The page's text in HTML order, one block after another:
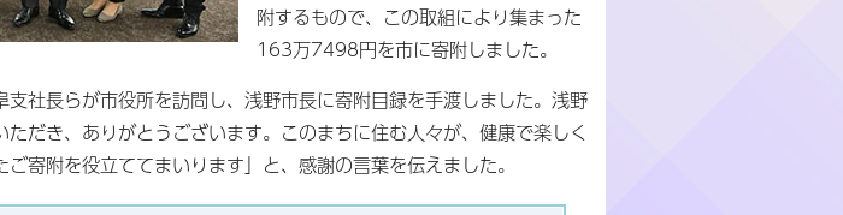
附するもので、この取組により集まった
163万7498円を市に寄附しました。
支社長らが市役所を訪問し、浅野市長に寄附目録を手渡しました。浅野
だき、ありがとうございます。このまちに住む人々が、健康で楽しく
寄附を役立ててまいります」と、感謝の言葉を伝えました。